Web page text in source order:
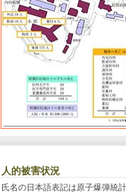
人的被害状況
氏名の日本語表記は原子爆弾統